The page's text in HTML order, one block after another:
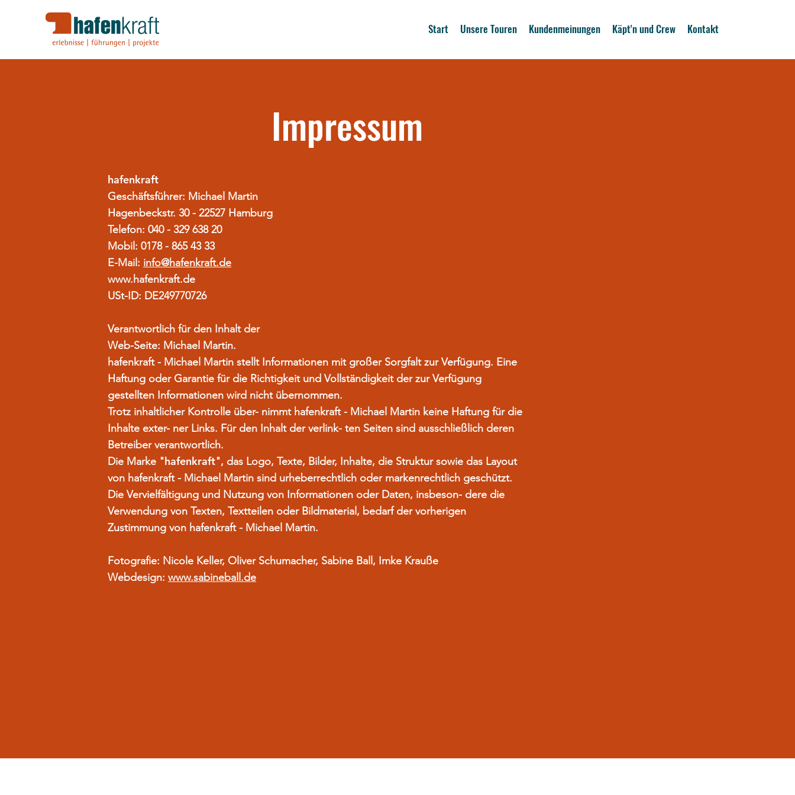
Start Unsere Touren Kundenmeinungen Käpt'n und Crew Kontakt
Impressum
hafenkraft
Geschäftsführer: Michael Martin
Hagenbeckstr. 30 - 22527 Hamburg
Telefon: 040 - 329 638 20
Mobil: 0178 - 865 43 33
E-Mail: info@hafenkraft.de
www.hafenkraft.de
USt-ID: DE249770726
Verantwortlich für den Inhalt der
Web-Seite: Michael Martin.
hafenkraft - Michael Martin stellt Informationen mit großer Sorgfalt zur Verfügung. Eine
Haftung oder Garantie für die Richtigkeit und Vollständigkeit der zur Verfügung
gestellten Informationen wird nicht übernommen.
Trotz inhaltlicher Kontrolle über- nimmt hafenkraft - Michael Martin keine Haftung für die
Inhalte exter- ner Links. Für den Inhalt der verlink- ten Seiten sind ausschließlich deren
Betreiber verantwortlich.
Die Marke "hafenkraft", das Logo, Texte, Bilder, Inhalte, die Struktur sowie das Layout
von hafenkraft - Michael Martin sind urheberrechtlich oder markenrechtlich geschützt.
Die Vervielfältigung und Nutzung von Informationen oder Daten, insbeson- dere die
Verwendung von Texten, Textteilen oder Bildmaterial, bedarf der vorherigen
Zustimmung von hafenkraft - Michael Martin.
Fotografie: Nicole Keller, Oliver Schumacher, Sabine Ball, Imke Krauße
Webdesign: www.sabineball.de